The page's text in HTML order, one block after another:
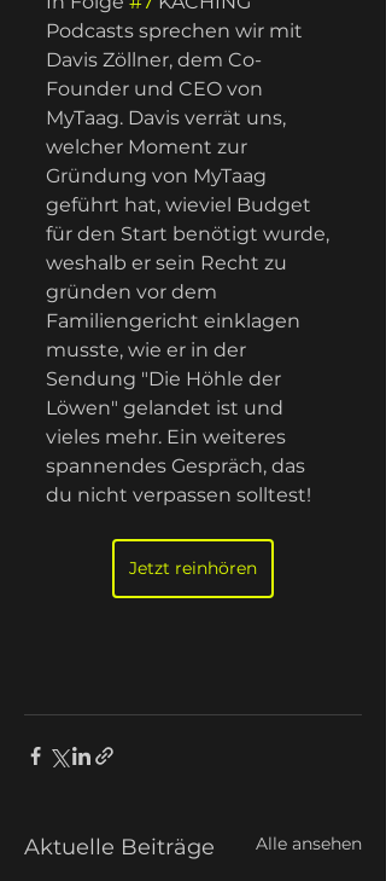
Podcasts sprechen wir mit
Davis Zöllner, dem Co-
Founder und CEO von
MyTaag. Davis verrät uns,
welcher Moment zur
Gründung von MyTaag
geführt hat, wieviel Budget
für den Start benötigt wurde,
weshalb er sein Recht zu
gründen vor dem
Familiengericht einklagen
musste, wie er in der
Sendung "Die Höhle der
Löwen" gelandet ist und
vieles mehr. Ein weiteres
spannendes Gespräch, das
du nicht verpassen solltest!
Jetzt reinhören
Aktuelle Beiträge Alle ansehen